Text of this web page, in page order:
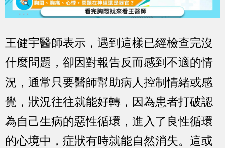
王健宇醫師表示，遇到這樣已經檢查完沒
什麼問題，卻因對報告反而感到不適的情
況，通常只要醫師幫助病人控制情緒或感
覺，狀況往往就能好轉，因為患者打破認
為自己生病的惡性循環，進入了良性循環
的心境中，症狀有時就能自然消失。這或